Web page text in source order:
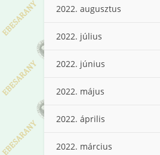
2022. augusztus
2022. július
2022. június
2022. május
2022. április
2022. március